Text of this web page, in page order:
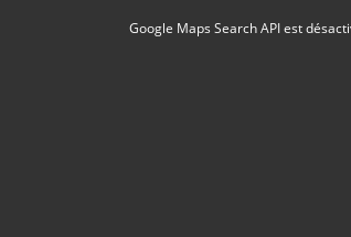
Google Maps Search API est